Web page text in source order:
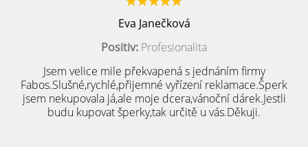
Eva Janečková
Positiv: Profesionalita
Jsem velice mile překvapená s jednáním firmy
Fabos.Slušné,rychlé,přijemné vyřízení reklamace.Šperk
jsem nekupovala já,ale moje dcera,vánoční dárek.Jestli
budu kupovat šperky,tak určitě u vás.Děkuji.